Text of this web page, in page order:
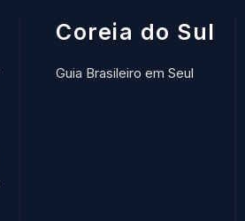
Coreia do Sul
Guia Brasileiro em Seul